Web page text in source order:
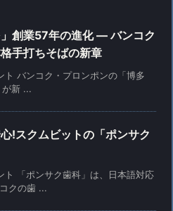
創業57年の進化 ― バンコク
手打ちそばの新章
ト バンコク・プロンポンの「博多
が新 ...
!スクムビットの「ポンサク
ト 「ポンサク歯科」は、日本語対応
クの歯 ...